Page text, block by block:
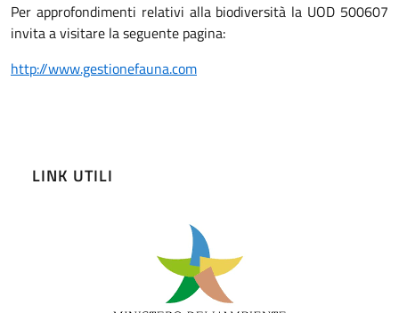
Per approfondimenti relativi alla biodiversità la UOD 500607
invita a visitare la seguente pagina:
http://www.gestionefauna.com
LINK UTILI